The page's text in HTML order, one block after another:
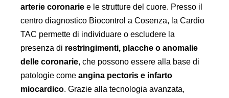
arterie coronarie e le strutture del cuore. Presso il
centro diagnostico Biocontrol a Cosenza, la Cardio
TAC permette di individuare o escludere la
presenza di restringimenti, placche o anomalie
delle coronarie, che possono essere alla base di
patologie come angina pectoris e infarto
miocardico. Grazie alla tecnologia avanzata,